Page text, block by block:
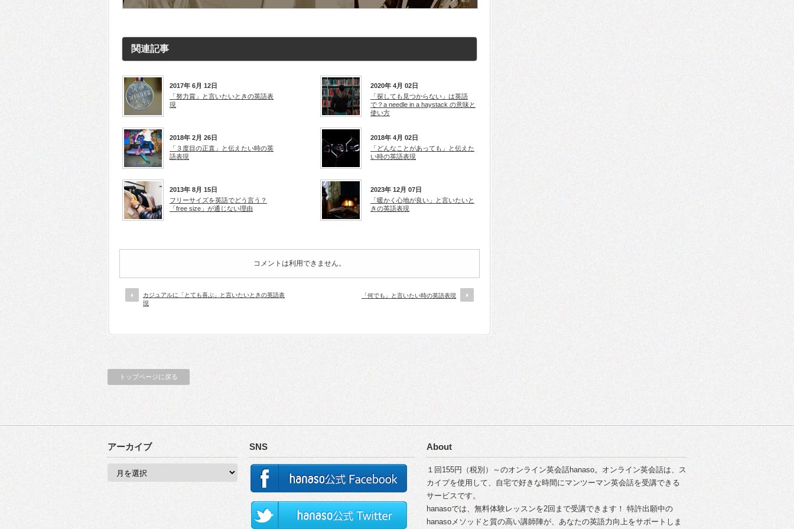
す) ド
す)
ド
関連記事
2017年 6月 12日
「努力賞」と言いたいときの英語表
現
2020年 4月 02日
「探しても見つからない」は英語
で？a needle in a haystack の意味と
使い方
2018年 2月 26日
「３度目の正直」と伝えたい時の英
語表現
2018年 4月 02日
「どんなことがあっても」と伝えた
い時の英語表現
2013年 8月 15日
フリーサイズを英語でどう言う？
「free size」が通じない理由
2023年 12月 07日
「暖かく心地が良い」と言いたいと
きの英語表現
コメントは利用できません。
カジュアルに「とても喜ぶ」と言いたいときの英語表
現
「何でも」と言いたい時の英語表現
トップページに戻る
アーカイブ SNS About
１回155円（税別）～のオンライン英会話hanaso。オンライン英会話は、ス
カイプを使用して、自宅で好きな時間にマンツーマン英会話を受講できる
サービスです。
hanasoでは、無料体験レッスンを2回まで受講できます！ 特許出願中の
hanasoメソッドと質の高い講師陣が、あなたの英語力向上をサポートしま